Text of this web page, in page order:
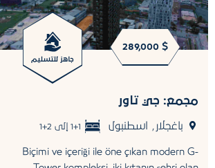
جاهز للتسليم
289,000 $
مجمع: جي تاور
باغجلار اسطنبول 1+1 إلى 2+1
Biçimi ve içeriği ile öne çıkan modern G-